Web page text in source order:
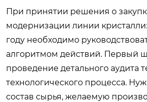
При принятии решения о
модернизации линии
году необходимо
алгоритмом действий. Первый
проведение детального аудита
технологического процесса.
состав сырья, желаемую